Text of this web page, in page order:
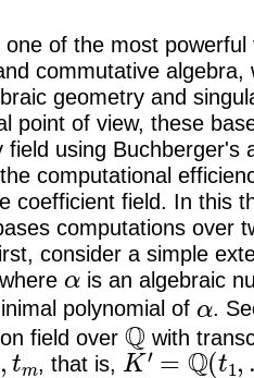
of the most powerful
commutative algebra,
geometry and
point of view, these
field using Buchberger's
computational
coefficient field. In this
computations over
consider a simple
α
is an algebraic
polynomial of
α
.
field over
Q
with
m
, that is,
K′=Q(t1,…,